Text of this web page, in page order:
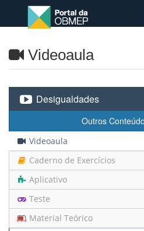
Videoaula
Desigualdades
Outros
Videoaula
Caderno de Exercícios
Aplicativo
Teste
Material Teórico